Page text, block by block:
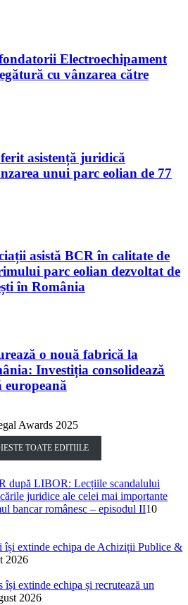
Electroechipament
cu vânzarea către
asistență juridică
unui parc eolian de 77
asistă BCR în calitate de
parc eolian dezvoltat de
în România
o nouă fabrică la
Investiția consolidează
Awards 2025
TOATE EDITIILE
după LIBOR: Lecțiile scandalului
juridice ale celei mai importante
bancar românesc – episodul II10
își extinde echipa de Achiziții Publice &
2026
își extinde echipa și recrutează un
2026